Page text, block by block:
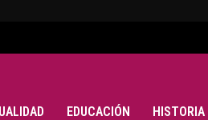
EDUCACIÓN HISTORIA